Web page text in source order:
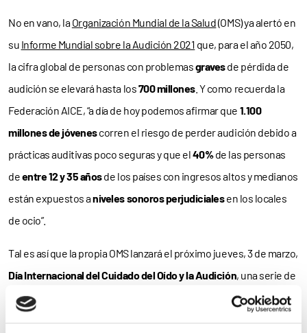
No en vano, laOrganización Mundial de la Salud(OMS) ya alertó en
su Informe Mundial sobre la Audición 2021 que, para el año 2050,
la cifra global de personas con problemasgravesde pérdida de
audición se elevará hasta los700 millones. Y como recuerda la
Federación AICE, “a día de hoy podemos afirmar que 1.100
millones de jóvenescorren el riesgo de perder audición debido a
prácticas auditivas poco seguras y que el40%de las personas
deentre 12 y 35 añosde los países con ingresos altos y medianos
están expuestos aniveles sonoros perjudicialesen los locales
de ocio”.
Tal es así que la propia OMS lanzará el próximo jueves, 3 de marzo,
Día Internacional del Cuidado del Oído y la Audición, una serie de
recomendaciones para
de pérdida de audición